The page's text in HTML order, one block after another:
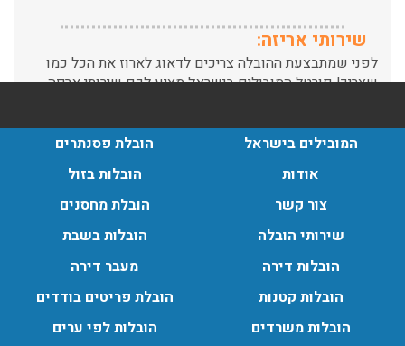
שצריך! פורטל המובילים בישראל מציע לכם שירותי אריזה
ברמה הגבוהה ביותר, לקבלת הצעת מחיר כנסו עכשיו
עודכן לאחרונה: 31/05/2026, 15:42
הובלות בתל אביב:
הובלות מנוף בגבעת שמואל:
שירותי הובלה עם מנוף בגבעת שמואל לכל סוגי ההובלות
החל מהובלת תכולת דירה שלמה עם מנוף ועד פריט בודד.
עודכן לאחרונה: 24/02/2026, 10:42
המובילים בישראל
אודות
צור קשר
שירותי הובלה
הובלות דירה
הובלות קטנות
הובלות משרדים
הובלת פסנתרים
הובלות בזול
הובלת מחסנים
הובלות בשבת
מעבר דירה
הובלת פריטים בודדים
הובלות לפי ערים